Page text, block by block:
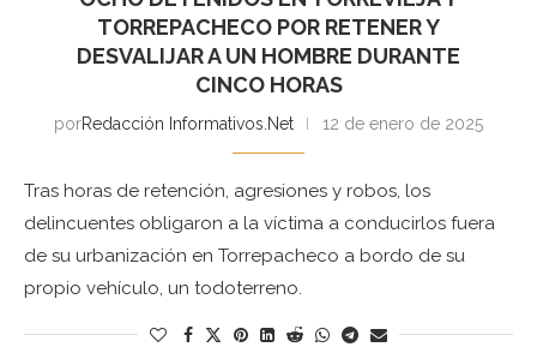
TORREPACHECO POR RETENER Y
DESVALIJAR A UN HOMBRE DURANTE
CINCO HORAS
porRedacción Informativos.Net 12 de enero de 2025
Tras horas de retención, agresiones y robos, los
delincuentes obligaron a la víctima a conducirlos fuera
de su urbanización en Torrepacheco a bordo de su
propio vehículo, un todoterreno.